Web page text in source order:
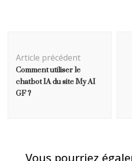
d'article
Article précédent
Comment utiliser le
chatbot IA du site My AI
GF ?
Vous pourriez